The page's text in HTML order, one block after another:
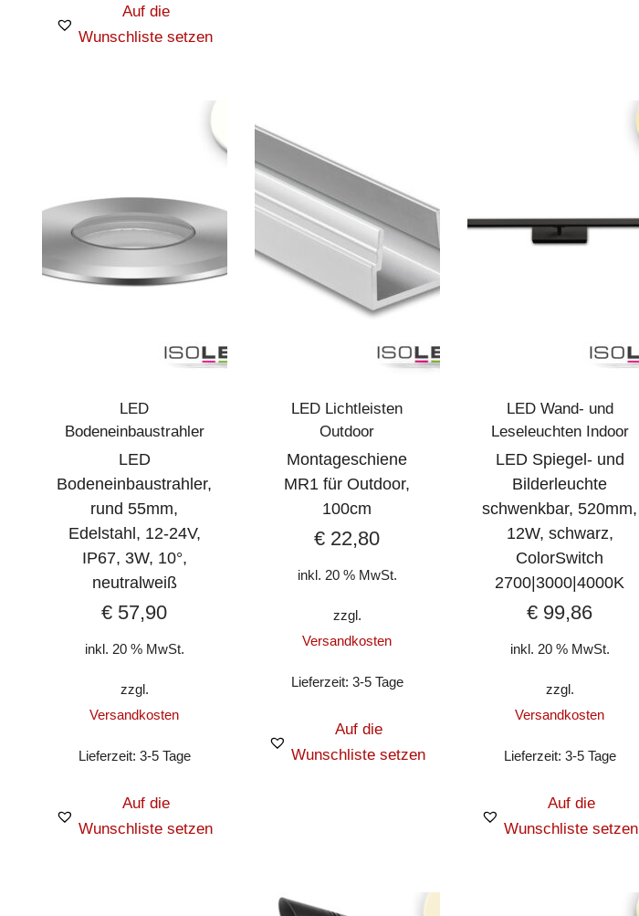
Auf die
Wunschliste setzen
LED
Bodeneinbaustrahler
LED
Bodeneinbaustrahler,
rund 55mm,
Edelstahl, 12-24V,
IP67, 3W, 10°,
neutralweiß
€ 57,90
inkl. 20 % MwSt.
zzgl.
Versandkosten
Lieferzeit: 3-5 Tage
Auf die
Wunschliste setzen
LED Lichtleisten
Outdoor
Montageschiene
MR1 für Outdoor,
100cm
€ 22,80
inkl. 20 % MwSt.
zzgl.
Versandkosten
Lieferzeit: 3-5 Tage
Auf die
Wunschliste setzen
LED Wand- und
Leseleuchten Indoor
LED Spiegel- und
Bilderleuchte
schwenkbar, 520mm,
12W, schwarz,
ColorSwitch
2700|3000|4000K
€ 99,86
inkl. 20 % MwSt.
zzgl.
Versandkosten
Lieferzeit: 3-5 Tage
Auf die
Wunschliste setzen